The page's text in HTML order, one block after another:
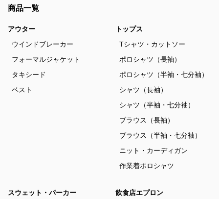
商品一覧
アウター
ウインドブレーカー
フォーマルジャケット
タキシード
ベスト
トップス
Tシャツ・カットソー
ポロシャツ（長袖）
ポロシャツ（半袖・七分袖）
シャツ（長袖）
シャツ（半袖・七分袖）
ブラウス（長袖）
ブラウス（半袖・七分袖）
ニット・カーディガン
作業着ポロシャツ
スウェット・パーカー
飲食店エプロン